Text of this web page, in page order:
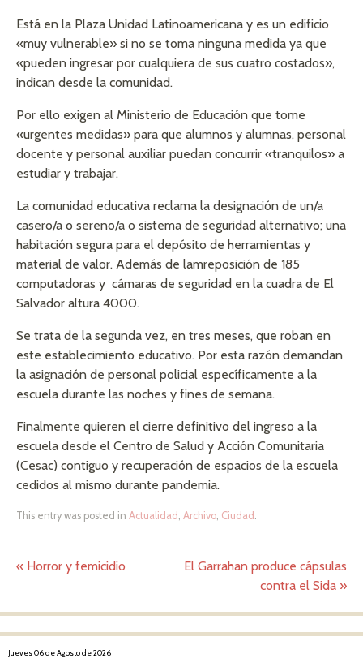
Está en la Plaza Unidad Latinoamericana y es un edificio
«muy vulnerable» si no se toma ninguna medida ya que
«pueden ingresar por cualquiera de sus cuatro costados»,
indican desde la comunidad.
Por ello exigen al Ministerio de Educación que tome
«urgentes medidas» para que alumnos y alumnas, personal
docente y personal auxiliar puedan concurrir «tranquilos» a
estudiar y trabajar.
La comunidad educativa reclama la designación de un/a
casero/a o sereno/a o sistema de seguridad alternativo; una
habitación segura para el depósito de herramientas y
material de valor. Además de lamreposición de 185
computadoras y cámaras de seguridad en la cuadra de El
Salvador altura 4000.
Se trata de la segunda vez, en tres meses, que roban en
este establecimiento educativo. Por esta razón demandan
la asignación de personal policial específicamente a la
escuela durante las noches y fines de semana.
Finalmente quieren el cierre definitivo del ingreso a la
escuela desde el Centro de Salud y Acción Comunitaria
(Cesac) contiguo y recuperación de espacios de la escuela
cedidos al mismo durante pandemia.
This entry was posted in Actualidad Archivo Ciudad
Post navigation
« Horror y femicidio
El Garrahan produce cápsulas
contra el Sida »
Jueves 06 de Agosto de 2026